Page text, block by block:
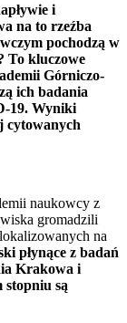
i
na to rzeźba
pochodzą w
To kluczowe
Górniczo-
ich badania
19. Wyniki
cytowanych
naukowcy z
gromadzili
na
płynące z badań
Krakowa i
stopniu są